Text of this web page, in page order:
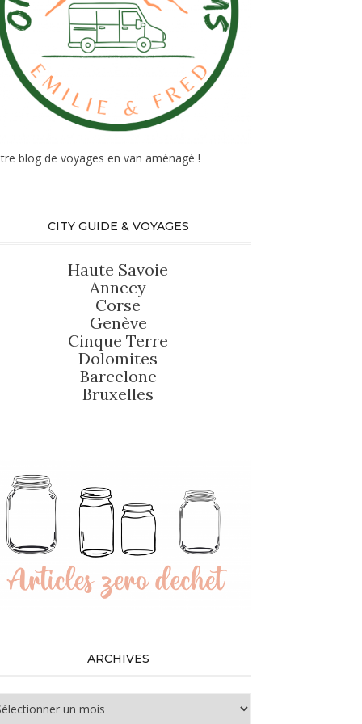
blog de voyages en van aménagé !
CITY GUIDE & VOYAGES
Haute Savoie
Annecy
Corse
Genève
Cinque Terre
Dolomites
Barcelone
Bruxelles
ARCHIVES